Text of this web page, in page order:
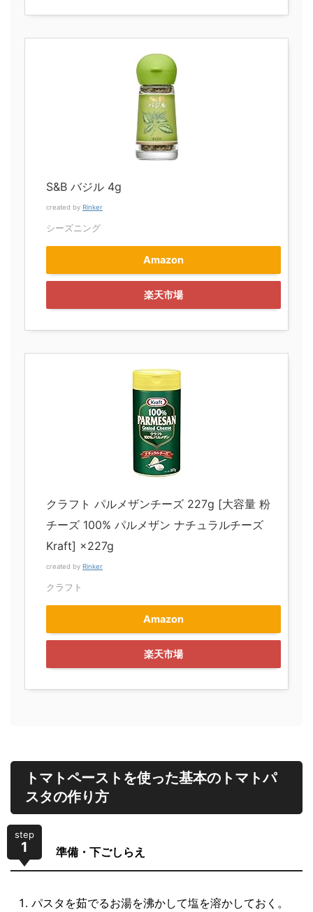
S&B バジル 4g
created by Rinker
シーズニング
Amazon
楽天市場
クラフト パルメザンチーズ 227g [大容量 粉
チーズ 100% パルメザン ナチュラルチーズ
Kraft] ×227g
created by Rinker
クラフト
Amazon
楽天市場
トマトペーストを使った基本のトマトパ
スタの作り方
step
1 準備・下ごしらえ
パスタを茹でるお湯を沸かして塩を溶かしておく。